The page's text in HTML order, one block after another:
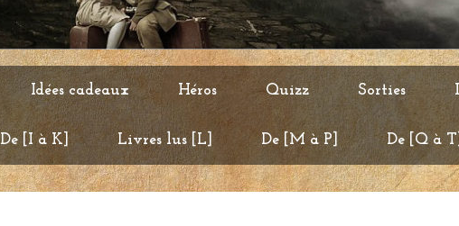
Idées cadeaux Héros Quizz Sorties
De [I à K] Livres lus [L] De [M à P] De [Q à T]